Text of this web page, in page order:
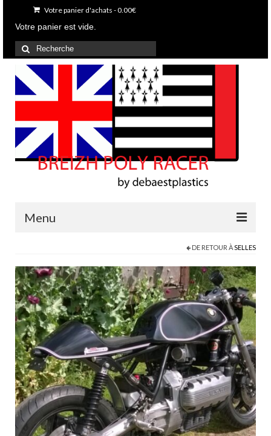
Votre panier d'achats -0.00€
Votre panier est vide.
Rechercher
:
Menu
Boutique
Projets en cours
Mon compte
Mon panier
Nous contacter
Nous situer
DE RETOUR ÀSELLES